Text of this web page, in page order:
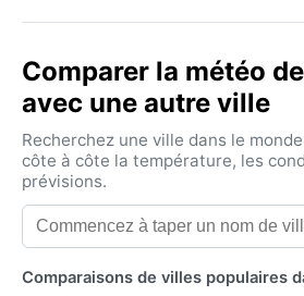
respire l'humidité et la vitalité.
Classée sous le climat Af (forêt
selon Köppen, La Ceiba ne connaît
été ou hiver – les températures
et 30 °C toute l'année. Les pluies
avec une saison humide de mai à
averses torrentielles sont
avril) reste marquée par des
Comparer la météo
avec une autre ville
Recherchez une ville dans le
côte à côte la température, les
prévisions.
Comparaisons de villes populaires